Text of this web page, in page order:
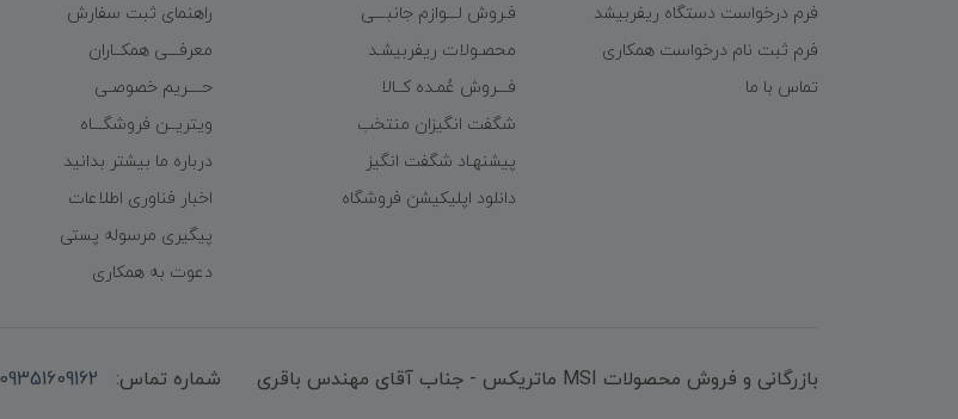
فرم درخواست دستگاه ریفربیشد
فرم ثبت نام درخواست همکاری
تماس با ما
فـروش لـــوازم جانبـــی
محصـولات ریفربیشـد
فـــروش عُمـده کــالا
شگفت انگیزان منتخب
پیشنهـاد شگفت انگیز
دانلود اپلیکیشن فروشگاه
راهنمای ثبت سفارش
معرفـــی همکــاران
حــــریم خصوصـی
ویتریــن فروشگـــاه
درباره ما بیشتر بدانید
اخبار فناوری اطلاعات
پیگیری مرسوله پستی
دعوت به همکاری
بازرگانی و فروش محصولات MSI ماتریکس - جناب آقای مهندس باقری شماره تماس: 09351609162